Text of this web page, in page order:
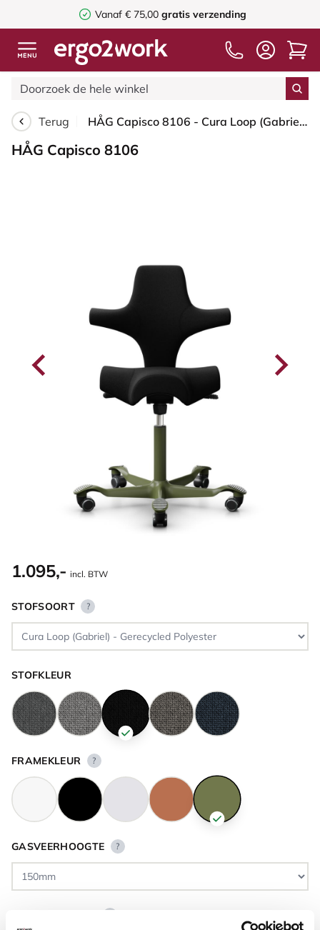
Vanaf € 75,00 gratis verzending
Terug HÅG Capisco 8106 - Cura Loop (Gabriel) - Gerecycled Polyester - CLP60999 Black - Moss Grey - 150mm - Harde wielen t.b.v. zachte vloeren
HÅG Capisco 8106
1.095,- incl. BTW
STOFSOORT ?
STOFKLEUR
FRAMEKLEUR ?
GASVEERHOOGTE ?